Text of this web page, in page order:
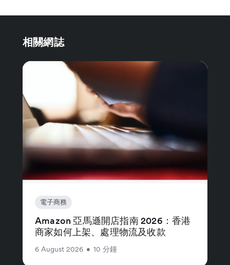
相關網誌
電子商務
Amazon 亞馬遜開店指南 2026：香港
商家如何上架、處理物流及收款
6 August 2026 • 10 分鐘